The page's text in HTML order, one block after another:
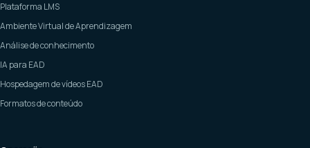
Plataforma LMS
Ambiente Virtual de Aprendizagem
Análise de conhecimento
IA para EAD
Hospedagem de vídeos EAD
Formatos de conteúdo